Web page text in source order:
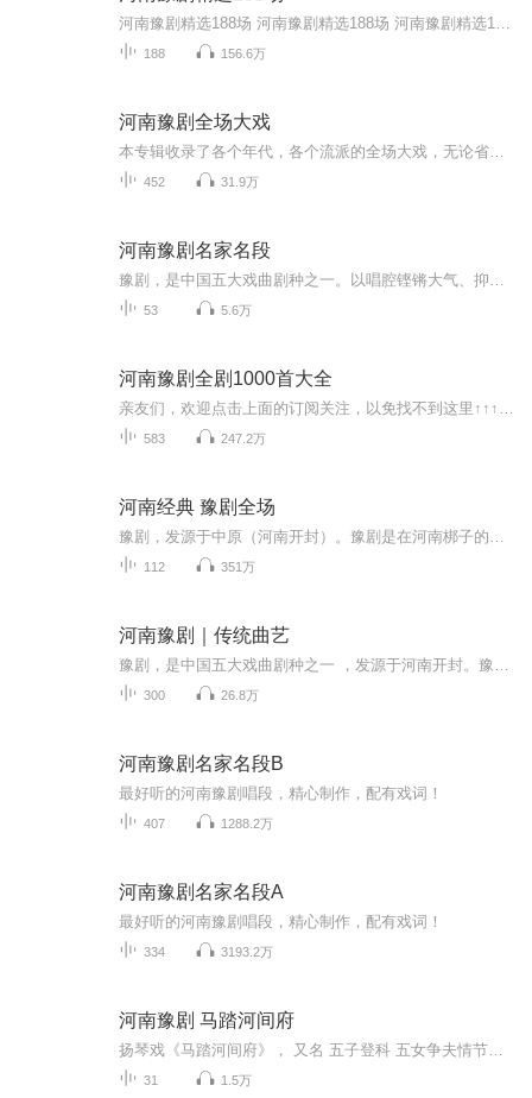
188 156.6万
河南豫剧全场大戏
452 31.9万
河南豫剧名家名段
53 5.6万
河南豫剧全剧1000首大全
583 247.2万
河南经典 豫剧全场
112 351万
河南豫剧｜传统曲艺
300 26.8万
河南豫剧名家名段B
最好听的河南豫剧唱段，精心制作，配有戏词！
407 1288.2万
河南豫剧名家名段A
最好听的河南豫剧唱段，精心制作，配有戏词！
334 3193.2万
河南豫剧 马踏河间府
31 1.5万